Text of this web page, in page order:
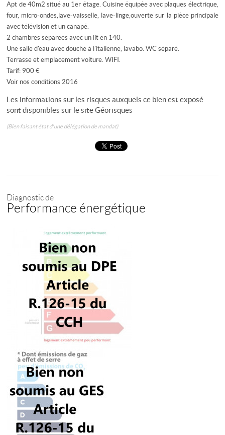
Apt de 40m2 situé au 1er étage. Cuisine équipée avec plaques électrique,
four, micro-ondes,lave-vaisselle, lave-linge,ouverte sur la pièce principale
avec télévision et un canapé.
2 chambres séparées avec un lit en 140.
Une salle d'eau avec douche à l'italienne, lavabo. WC séparé.
Terrasse et emplacement voiture. WIFI.
Tarif: 900 €
Voir nos conditions 2016
Les informations sur les risques auxquels ce bien est exposé
sont disponibles sur le siteGéorisques
(Bien faisant état d'une délégation de mandat)
Diagnostic de
Performance énergétique